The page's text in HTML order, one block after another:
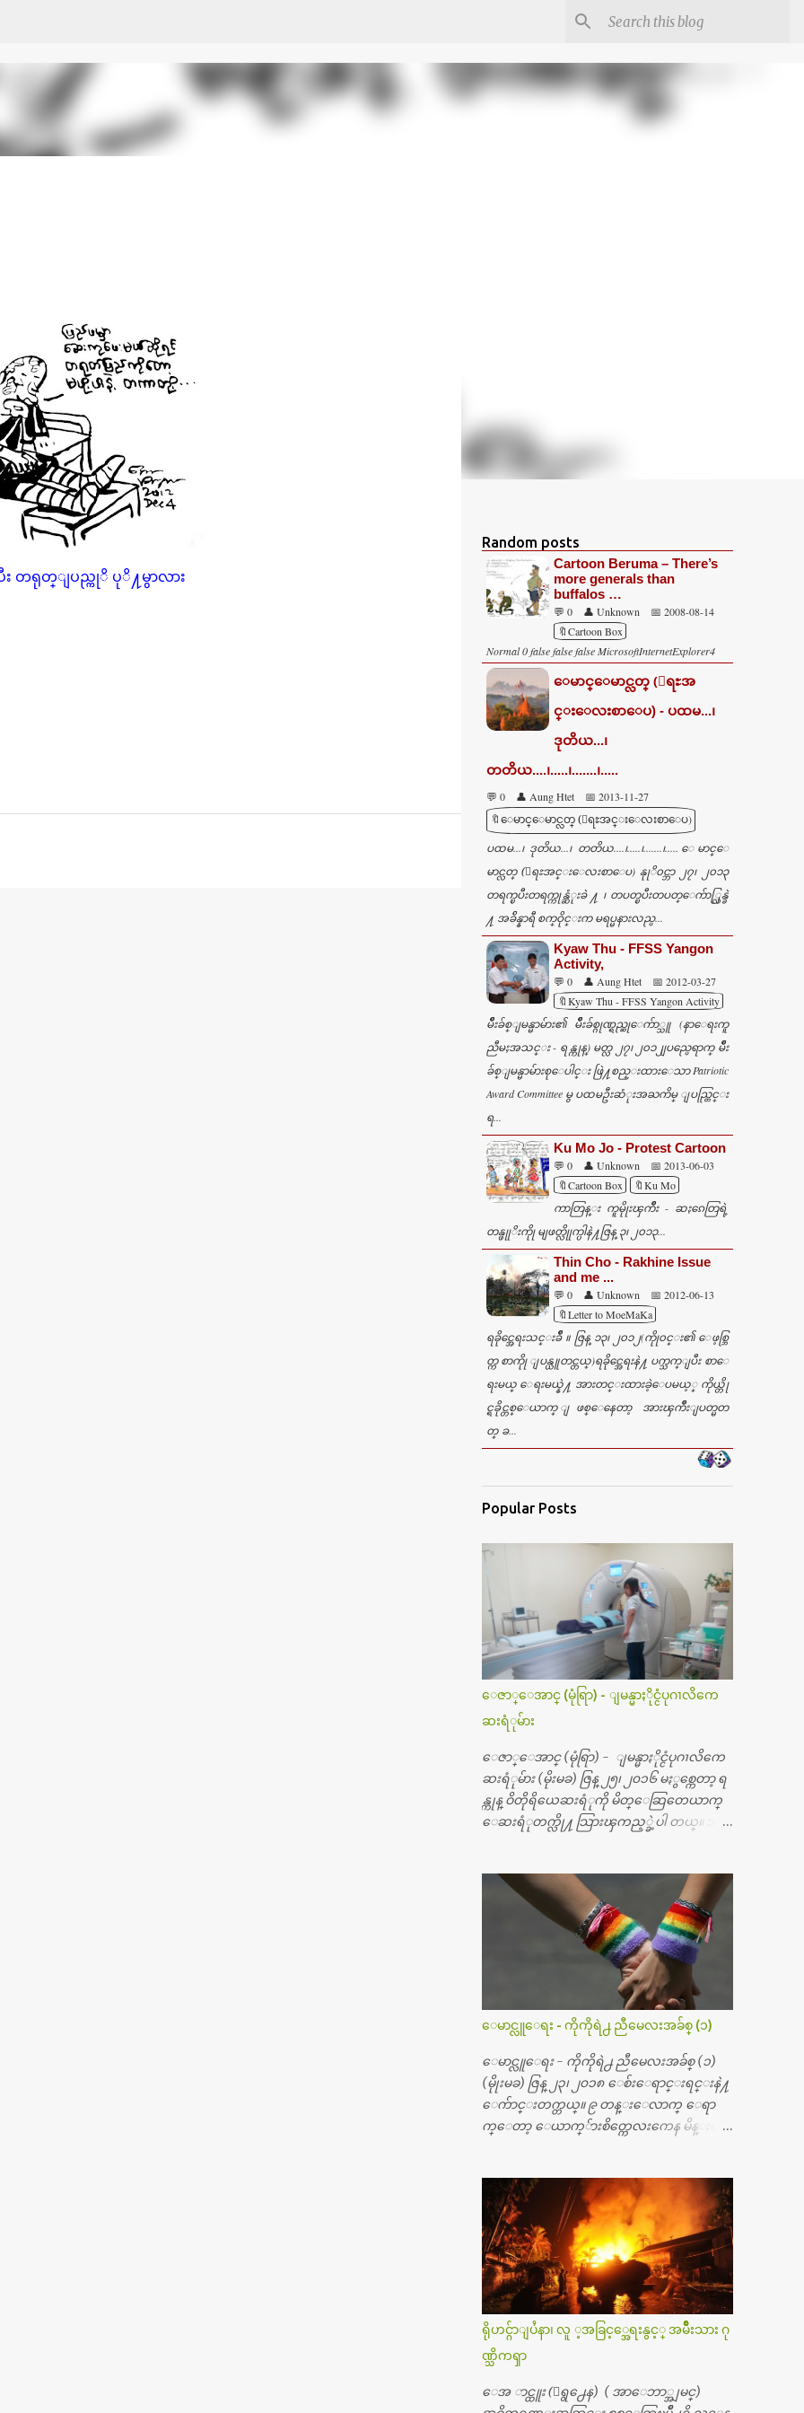
တရုတ္ျပည္ကုိ ပုိ႔မွာလား
Random posts
Cartoon Beruma – There’s
more generals than
buffalos …
💬 0 👤 Unknown
📅 2008-08-14
🔖Cartoon Box
Normal 0 false false false MicrosoftInternetExplorer4
ေမာင္ေမာင္လတ္ (ေရႊအ
င္းေလးစာေပ) - ပထမ...၊
ဒုတိယ...၊
တတိယ....၊.....၊.......၊.....
💬 0 👤 Aung Htet
📅 2013-11-27
🔖ေမာင္ေမာင္လတ္ (ေရႊအင္းေလးစာေပ)
ပထမ...၊ ဒုတိယ...၊ တတိယ....၊.....၊.......၊..... ေမာင္ေ
မာင္လတ္ (ေရႊအင္းေလးစာေပ) နုုိ၀င္ဘာ ၂၇၊ ၂၀၁၃
တရက္ၿပီးတရက္ကုန္ဆံုးခဲ ႔ ၊ တပတ္ၿပီးတပတ္ေက်ာ္လြန္ခဲ
႔ အခ်ိန္နာရီ စက္ဝိုင္းက မရပ္မနားလည္ပ...
Kyaw Thu - FFSS Yangon
Activity,
💬 0 👤 Aung Htet
📅 2012-03-27
🔖Kyaw Thu - FFSS Yangon Activity
မ်ဳိးခ်စ္ျမန္မာမ်ား၏ မ်ိဳးခ်စ္ဂုဏ္ရည္ဆုေက်ာ္သူ (နာေရးကူ
ညီမႈအသင္း - ရန္ကုန္) မတ္လ ၂၇၊ ၂၀၁၂ျပည္ပေရာက္ မ်ိဳး
ခ်စ္ျမန္မာမ်ားစုေပါင္း ဖြဲ႔စည္းထားေသာ Patriotic
Award Committee မွ ပထမဦးဆံုးအႀကိမ္ ျပည္တြင္း
ရ...
Ku Mo Jo - Protest Cartoon
💬 0 👤 Unknown
📅 2013-06-03
🔖Cartoon Box
🔖Ku Mo
ကာတြန္း ကူမိုုးၾကိဳး - ဆႏၵေတြရဲ့
တန္ဖုုိးကိုု မျဖတ္လိုုက္ပါနဲ႔ဇြန္ ၃၊ ၂၀၁၃...
Thin Cho - Rakhine Issue
and me ...
💬 0 👤 Unknown
📅 2012-06-13
🔖Letter to MoeMaKa
ရခိုင္အေရးသင္းခ်ဳိ ။ ဇြန္ ၁၃၊ ၂၀၁၂(ကိုု၀င္း၏ ေဖ့စ္ဘြ
တ္က စာကိုု ျပန္ယူတင္တယ္)ရခိုင္အေရးနဲ႔ ပက္သက္ျပီး စာေ
ရးမယ္ ေရးမယ္နဲ႔ အားတင္းထားခဲ့ေပမယ့္ ကိုယ္တို
င္ရခိုင္တစ္ေယာက္ ျဖစ္ေနေတာ့ အားၾကိဳးျပတ္မတ
တ္ ခ...
Popular Posts
ေဇာ္ေအာင္ (မုံရြာ) - ျမန္မာႏိုင္ငံပုဂၢလိကေ
ဆးရံုမ်ား
ေဇာ္ေအာင္ (မုံရြာ) - ျမန္မာႏိုင္ငံပုဂၢလိကေ
ဆးရံုမ်ား (မိုးမခ) ဇြန္ ၂၅၊ ၂၀၁၆ မႏွစ္ကေတာ့ ရ
န္ကုန္ ဝိတိုရိယေဆးရံုကို မိတ္ေဆြတေယာက္
ေဆးရံုတက္လို႔ သြားၾကည့္ခဲ့ပါ တယ္။ အရ
မ္းသြားလို႔ အရိုးအစားထိုးကုသျခင္း လုပ္ပါ
တယ္။ အရိုးအထူးကု ဆရာဝန္က ဝိတိုရိယေဟာ္တ
ယ္လိုအခန္းမွာ တရက္ က်ပ္ ၃ ေသာင္းနဲ႔ေနေ
စၿပီး၊ အာရွေတာ္ဝင္ခြဲစိတ္ခန္းကို ငွားရမ္းခြဲစိ
တ္ အရိုးအစားထိုးကုပါတယ္။ ေဆးစစ္၊ေဆး
ဝယ္၊ ခြဲစိတ္ကု၊ အရိုးအစားထိုးပစၥည္း စတဲ့စရိ
တ္ေတြနဲ႔ေဆးရံုမွာ ၂ ပတ္ေနထိုင္စရိတ္ သိ
န္း ၇၀ ေလာက္ ကုန္သြားပါတယ္။ သူငယ္ခ်င္းျ
ဖစ္သူကို လာေတြ႔ရင္း ဟိုတယ္လို သန္႔ရွင္း
သပ္ရပ္တဲ့ ဝိတိုရိယေဆးရံုမွာ စီတီစကင္ နဲ႔ အမ္အာ
အိုင္1 စက္ခန္းကိုေတြ႔လို႔ေမးၾကည့္ေ
တာ့ တခါစမ္းရင္ က်ပ္တသိန္းေက်ာ္ က်သင့္တ
ကီးေတြနဲ႔ စမ္းသပ္ရပါတယ္။ ခႏၱာကိုယ္အစိတ္ပို
င္း ကလီစာေတြကိုၾကည့္ရႈတဲ့ အာလထ
ရာေဆာင္း2 စက္ေတြကေတာ့ ေစ်းသိပ္မႀ
ကီးလို႔ ျမန္မာျပည္ေဆးရံုတိုင္းရွိပါတယ္။
တစ္ခါစမ္းရင္ က်ပ္တစ္ေသာင္းေလာက္ က်သ
င့္ပါတယ္။ စာေရးသူ လြန္ခဲ့တဲ့ (၂)...
ေမာင္လူေရး - ကိုကိုရဲ႕ ညီမေလးအခ်စ္ (၁)
ေမာင္လူေရး - ကိုကိုရဲ႕ ညီမေလးအခ်စ္ (၁)
(မိုုးမခ) ဇြန္ ၂၃၊ ၂၀၁၈ ေစ်းေရာင္းရင္းနဲ႔
ေက်ာင္းတက္တယ္။ ၉ တန္းေလာက္ ေရာ
က္ေတာ့ ေယာက္်ားစိတ္ကေလးကေန မိန္းမစိ
တာေပါ့။ မိန္းကေလး အေပါင္းအသင္းလ
ည္း မ်ားတယ္။ ငယ္ငယ္တုန္းကေတာ့ အမေတြနဲ႔
ေနတာဆုိေတာ့ သနပ္ခါးေလးေတြ လိမ္း
တယ္။ ပန္းပန္တယ္။ မိန္းကေလး အဝတ္အစားေ
တြကိုလည္း ခုိးဝတ္တယ္။ မိန္းမစိတ္ရွိေတာ့
ရွိေပမယ့္ ကိုယ့္ကိုယ္ကို မိန္းမစိတ္ေပါက္မွန္း
သိတာက ၉ တန္း၊ ၁၀ တန္းေလာက္ကမွ။ ညီအ
စ္ကို ေမာင္နွမ အားလံုး ၆ ေယာက္ရွိတယ္။ အစ္ကို ၃
ေယာက္၊ အစ္မ ႏွစ္ေယာက္။ အစ္ကိုေတြက
လည္း သူ႔ အေပါင္းအသင္းနဲ႔ သူဆိုေ
တာ့ အမေတြနဲ႔ဘဲ ေပါင္းတယ္။ ျပီးေတာ့
ရိုဟင္ဂ်ာျပႆနာ၊ လူ ့အခြင့္အေရးနွင့္ အမ်ိဳးသား ဂု
ဏ္သိကၡာ
ေအ ာင္ထူး (ေရွ႕ေန) ( အာေဘာ္အျမင္)